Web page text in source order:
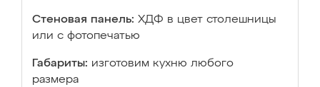
Стеновая панель: ХДФ в цвет столешницы
или с фотопечатью
Габариты: изготовим кухню любого
размера